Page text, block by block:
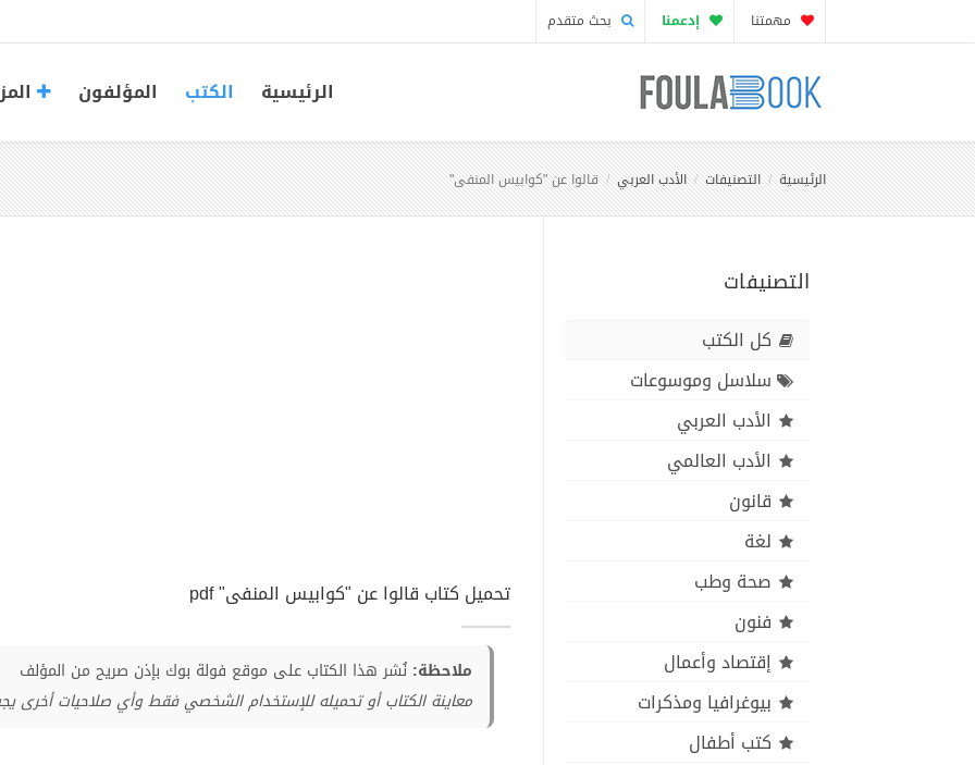
مهمتنا إدعمنا بحث متقدم
الرئيسية الكتب المؤلفون
الرئيسية التصنيفات الأدب العربي قالوا عن "كوابيس المنفى"
التصنيفات
كل الكتب
سلاسل وموسوعات
الأدب العربي
الأدب العالمي
قانون
لغة
صحة وطب
فنون
إقتصاد وأعمال
بيوغرافيا ومذكرات
كتب أطفال
تحميل كتاب قالوا عن "كوابيس المنفى" pdf
ملاحظة: نُشر هذا الكتاب على موقع فولة بوك بإذن صريح من المؤلف
معاينة الكتاب أو تحميله للإستخدام الشخصي فقط وأي صلاحيات أخرى